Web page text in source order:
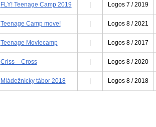
FLY! Teenage Camp 2019 | Logos 7 / 2019
Teenage Camp move! | Logos 8 / 2021
Teenage Moviecamp | Logos 8 / 2017
Criss – Cross | Logos 8 / 2020
Mládežnícky tábor 2018 | Logos 8 / 2018